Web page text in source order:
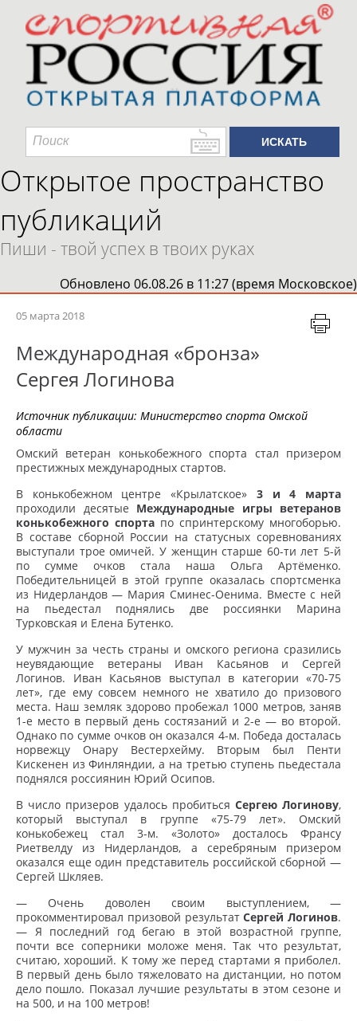
Открытое пространство
публикаций
Пиши - твой успех в твоих руках
Обновлено 06.08.26 в 11:27 (время Московское)
05 марта 2018
Международная «бронза»
Сергея Логинова
Источник публикации: Министерство спорта Омской
области
Омский ветеран конькобежного спорта стал призером
престижных международных стартов.
В конькобежном центре «Крылатское» 3 и 4 марта
проходили десятые Международные игры ветеранов
конькобежного спорта по спринтерскому многоборью.
В составе сборной России на статусных соревнованиях
выступали трое омичей. У женщин старше 60-ти лет 5-й
по сумме очков стала наша Ольга Артёменко.
Победительницей в этой группе оказалась спортсменка
из Нидерландов — Мария Сминес-Оенима. Вместе с ней
на пьедестал поднялись две россиянки Марина
Турковская и Елена Бутенко.
У мужчин за честь страны и омского региона сразились
неувядающие ветераны Иван Касьянов и Сергей
Логинов. Иван Касьянов выступал в категории «70-75
лет», где ему совсем немного не хватило до призового
места. Наш земляк здорово пробежал 1000 метров, заняв
1-е место в первый день состязаний и 2-е — во второй.
Однако по сумме очков он оказался 4-м. Победа досталась
норвежцу Онару Вестерхейму. Вторым был Пенти
Кискенен из Финляндии, а на третью ступень пьедестала
поднялся россиянин Юрий Осипов.
В число призеров удалось пробиться Сергею Логинову,
который выступал в группе «75-79 лет». Омский
конькобежец стал 3-м. «Золото» досталось Франсу
Риетвелду из Нидерландов, а серебряным призером
оказался еще один представитель российской сборной —
Сергей Шкляев.
— Очень доволен своим выступлением, —
прокомментировал призовой результатСергей Логинов.
— Я последний год бегаю в этой возрастной группе,
почти все соперники моложе меня. Так что результат,
считаю, хороший. К тому же перед стартами я приболел.
В первый день было тяжеловато на дистанции, но потом
дело пошло. Показал лучшие результаты в этом сезоне и
на 500, и на 100 метров!